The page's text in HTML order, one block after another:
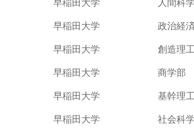
早稲田大学 人間科
早稲田大学 政治経
早稲田大学 創造理
早稲田大学 商学部
早稲田大学 基幹理工
早稲田大学 社会科